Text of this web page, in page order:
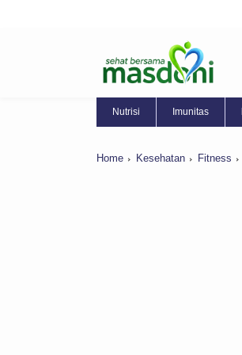
Nutrisi Imunitas
Home Kesehatan Fitness